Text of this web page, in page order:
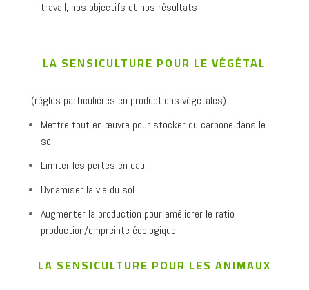
travail, nos objectifs et nos résultats
LA SENSICULTURE POUR LE VÉGÉTAL
(règles particulières en productions végétales)
Mettre tout en œuvre pour stocker du carbone dans le
sol,
Limiter les pertes en eau,
Dynamiser la vie du sol
Augmenter la production pour améliorer le ratio
production/empreinte écologique
LA SENSICULTURE POUR LES ANIMAUX